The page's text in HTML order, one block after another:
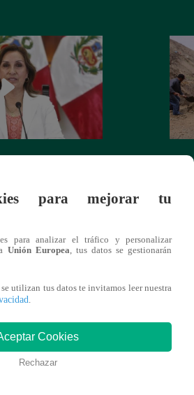
te puede
para mejorar tu
para analizar el tráfico y personalizar
Unión Europea , tus datos se gestionarán
utilizan tus datos te invitamos leer nuestra
Cookies
Rechazar